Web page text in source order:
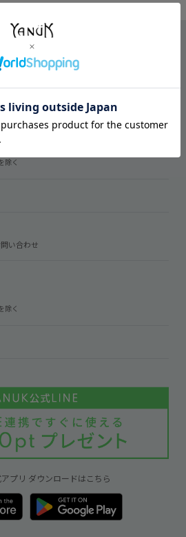
除く
い合わせ
除く
プリ ダウンロードはこちら